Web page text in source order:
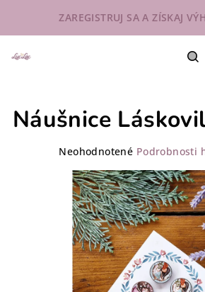
obsah
ZAREGISTRUJ SA A ZÍSKAJ
Náušnice
Priemerné
produktu
0,0
hviezdičiek.
Neohodnotené Podrobnosti